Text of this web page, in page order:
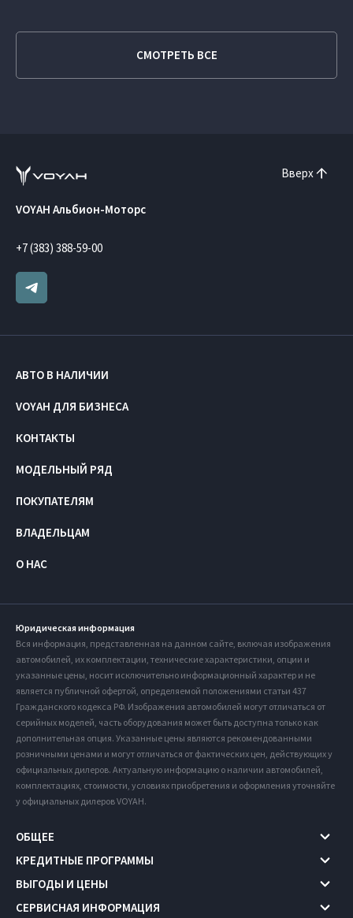
СМОТРЕТЬ ВСЕ
Вверх
VOYAH Альбион-Моторс
+7 (383) 388-59-00
АВТО В НАЛИЧИИ
VOYAH ДЛЯ БИЗНЕСА
КОНТАКТЫ
МОДЕЛЬНЫЙ РЯД
ПОКУПАТЕЛЯМ
ВЛАДЕЛЬЦАМ
О НАС
Юридическая информация
Вся информация, представленная на данном сайте, включая изображения
автомобилей, их комплектации, технические характеристики, опции и
указанные цены, носит исключительно информационный характер и не
является публичной офертой, определяемой положениями статьи 437
Гражданского кодекса РФ. Изображения автомобилей могут отличаться от
серийных моделей, часть оборудования может быть доступна только как
дополнительная опция. Указанные цены являются рекомендованными
розничными ценами и могут отличаться от фактических цен, действующих у
официальных дилеров. Актуальную информацию о наличии автомобилей,
комплектациях, стоимости, условиях приобретения и оформления уточняйте
у официальных дилеров VOYAH.
ОБЩЕЕ
КРЕДИТНЫЕ ПРОГРАММЫ
ВЫГОДЫ И ЦЕНЫ
СЕРВИСНАЯ ИНФОРМАЦИЯ